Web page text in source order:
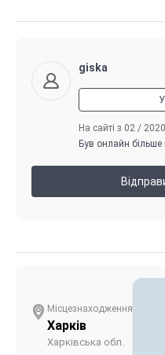
giska
На сайті з 02 / 2020
Був онлайн більше
Місцезнаходження
Харків
Харківська обл.